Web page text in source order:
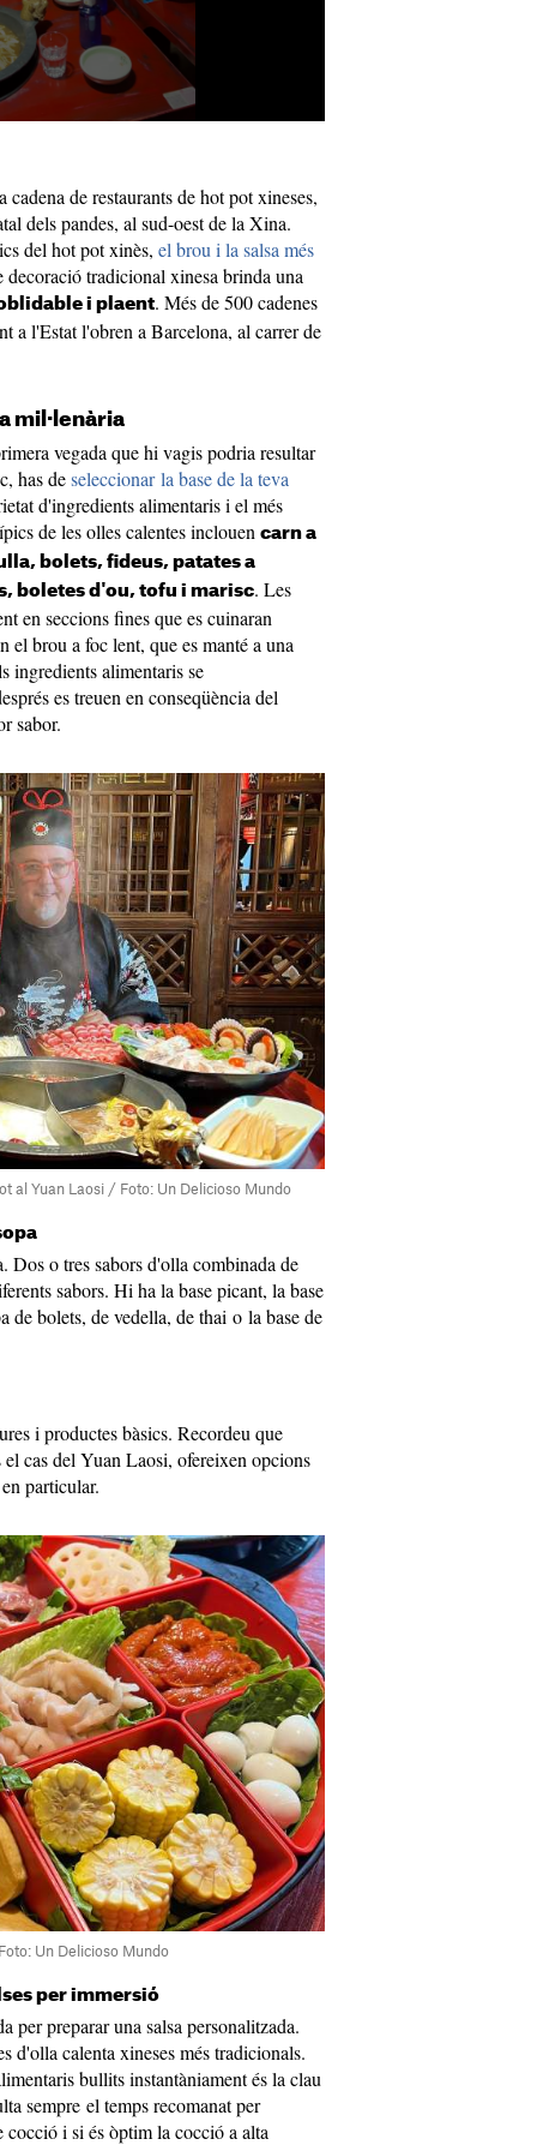
de restaurants de hot pot xineses,
dels pandes, al sud-oest de la Xina.
del hot pot xinès, el brou i la salsa més
tradicional xinesa brinda una
i plaent. ​Més de 500 cadenes
a l'Estat l'obren a Barcelona, al carrer de
mil·lenària
vegada que hi vagis podria resultar
has deseleccionar la base de la teva
d'ingredients alimentaris i el més
de les olles calentes inclouen carn a
bolets, fideus, patates a
boletes d'ou, tofu i marisc. Les
en seccions fines que es cuinaran
el brou a foc lent, que es manté a una
ingredients alimentaris se
es treuen en conseqüència del
sabor.
al Yuan Laosi / Foto: Un Delicioso Mundo
Dos o tres sabors d'olla combinada de
sabors. Hi ha la base picant, la base
de bolets, de vedella, de thai o la base de
i productes bàsics. Recordeu que
el cas del Yuan Laosi, ofereixen opcions
particular.
Un Delicioso Mundo
per immersió
per preparar una salsa personalitzada.
d'olla calenta xineses més tradicionals.
bullits instantàniament és la clau
sempre el temps recomanat per
i si és òptim la cocció a alta